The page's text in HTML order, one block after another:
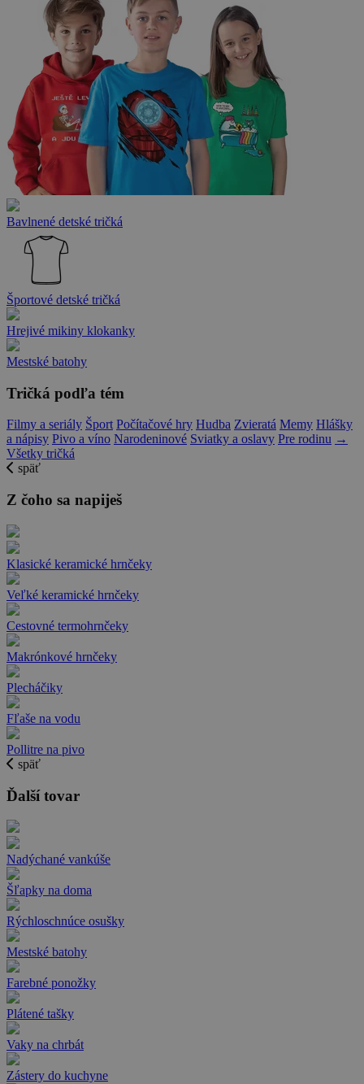
Bavlnené detské tričká
Športové detské tričká
Hrejivé mikiny klokanky
Mestské batohy
Tričká podľa tém
Filmy a seriály Šport Počítačové hry Hudba Zvieratá Memy Hlášky
a nápisy Pivo a víno Narodeninové Sviatky a oslavy Pre rodinu →
Všetky tričká
späť
Z čoho sa napiješ
Klasické keramické hrnčeky
Veľké keramické hrnčeky
Cestovné termohrnčeky
Makrónkové hrnčeky
Plecháčiky
Fľaše na vodu
Pollitre na pivo
späť
Ďalší tovar
Nadýchané vankúše
Šľapky na doma
Rýchloschnúce osušky
Mestské batohy
Farebné ponožky
Plátené tašky
Vaky na chrbát
Zástery do kuchyne